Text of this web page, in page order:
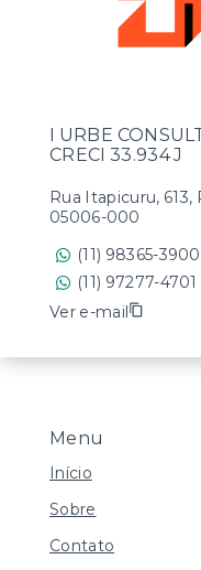
Menu
Início
Sobre
Contato
I URBE
CRECI 33.934 J
Rua Itapicuru, 613,
05006-000
(11) 98365-3900
(11) 97277-4701
Ver e-mail